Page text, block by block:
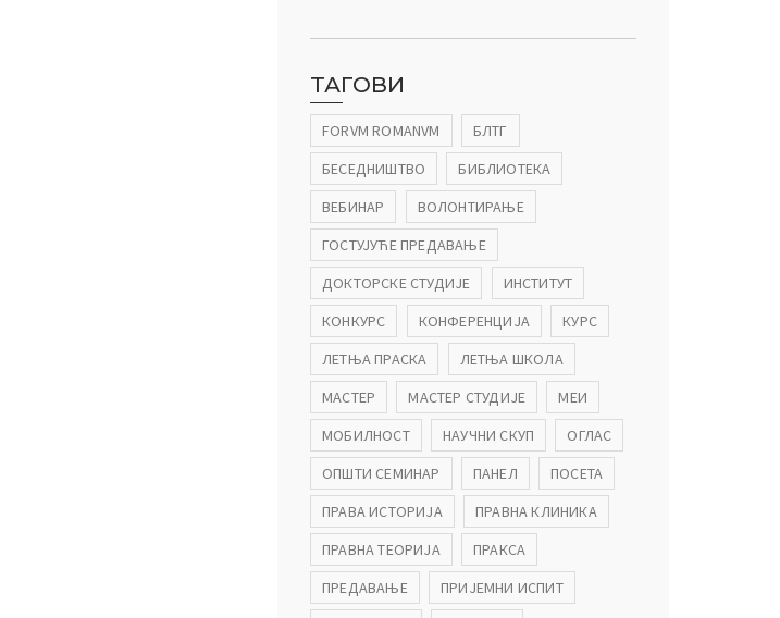
ТАГОВИ
FORVM ROMANVM
БЛТГ
БЕСЕДНИШТВО
БИБЛИОТЕКА
ВЕБИНАР
ВОЛОНТИРАЊЕ
ГОСТУЈУЋЕ ПРЕДАВАЊЕ
ДОКТОРСКЕ СТУДИЈЕ
ИНСТИТУТ
КОНКУРС
КОНФЕРЕНЦИЈА
КУРС
ЛЕТЊА ПРАСКА
ЛЕТЊА ШКОЛА
МАСТЕР
МАСТЕР СТУДИЈЕ
МЕИ
МОБИЛНОСТ
НАУЧНИ СКУП
ОГЛАС
ОПШТИ СЕМИНАР
ПАНЕЛ
ПОСЕТА
ПРАВА ИСТОРИЈА
ПРАВНА КЛИНИКА
ПРАВНА ТЕОРИЈА
ПРАКСА
ПРЕДАВАЊЕ
ПРИЈЕМНИ ИСПИТ